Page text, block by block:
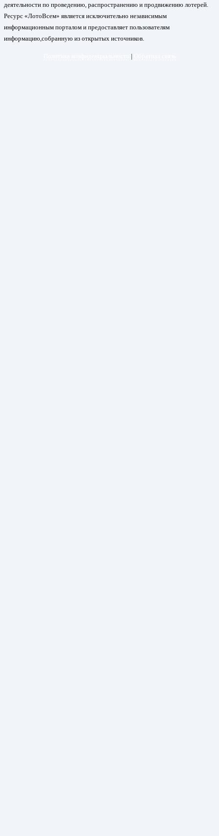
деятельности по проведению, распространению и продвижению лотерей.
Ресурс «ЛотоВсем» является исключительно независимым
информационным порталом и предоставляет пользователям
информацию,собранную из открытых источников.
|